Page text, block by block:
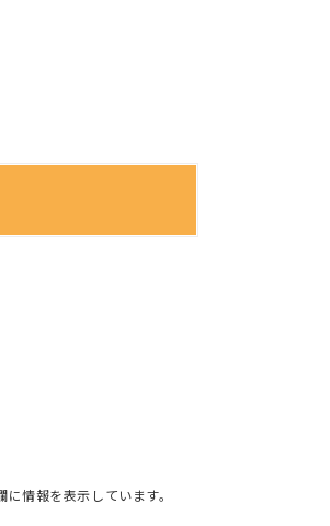
情報を表示しています。